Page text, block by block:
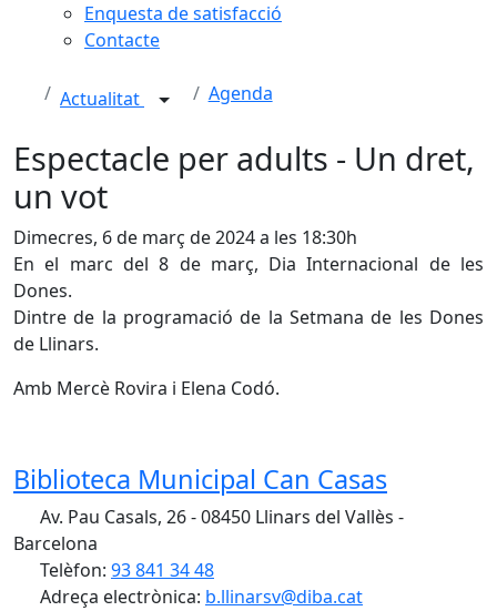
Enquesta de satisfacció
Contacte
Actualitat Agenda
Espectacle per adults - Un dret,
un vot
Dimecres, 6 de març de 2024 a les 18:30h
En el marc del 8 de març, Dia Internacional de les
Dones.
Dintre de la programació de la Setmana de les Dones
de Llinars.
Amb Mercè Rovira i Elena Codó.
Biblioteca Municipal Can Casas
Av. Pau Casals, 26 - 08450 Llinars del Vallès -
Barcelona
Telèfon: 93 841 34 48
Adreça electrònica: b.llinarsv@diba.cat